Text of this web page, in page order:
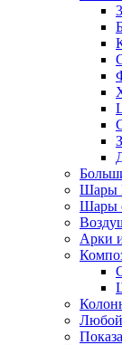
Шары
Шары
Арки
Любой